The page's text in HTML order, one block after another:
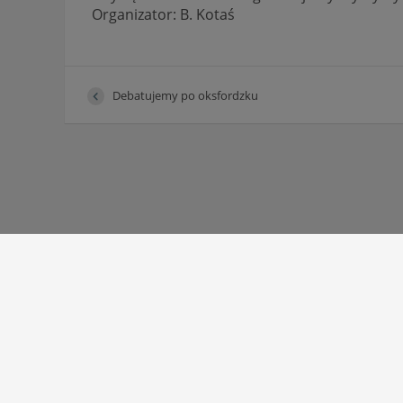
Organizator: B. Kotaś
Debatujemy po oksfordzku